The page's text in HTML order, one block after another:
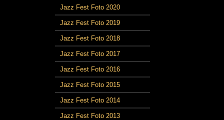
Jazz Fest Foto 2020
Jazz Fest Foto 2019
Jazz Fest Foto 2018
Jazz Fest Foto 2017
Jazz Fest Foto 2016
Jazz Fest Foto 2015
Jazz Fest Foto 2014
Jazz Fest Foto 2013